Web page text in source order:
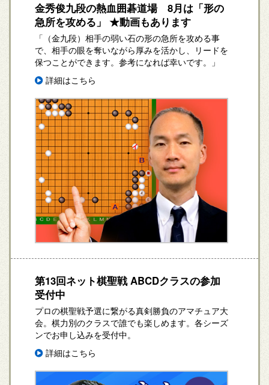
金秀俊九段の熱血囲碁道場 8月は「形の
急所を攻める」 ★動画もあります
「（金九段）相手の弱い石の形の急所を攻める事
で、相手の眼を奪いながら厚みを活かし、リードを
保つことができます。参考になれば幸いです。」
詳細はこちら
第13回ネット棋聖戦 ABCDクラスの参加
受付中
プロの棋聖戦予選に繋がる真剣勝負のアマチュア大
会。棋力別のクラスで誰でも楽しめます。各シーズ
ンでお申し込みを受付中。
詳細はこちら